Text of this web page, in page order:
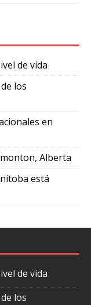
de vida
los
en
Alberta
está
de vida
los